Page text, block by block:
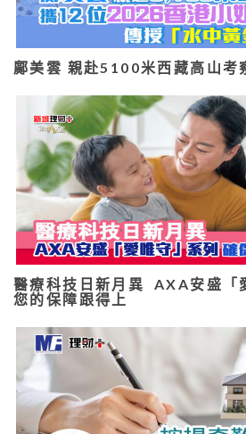
鄺美雲 親赴5100米西藏高山
醫療科技日新月異 AXA安盛「
您的保障跟得上